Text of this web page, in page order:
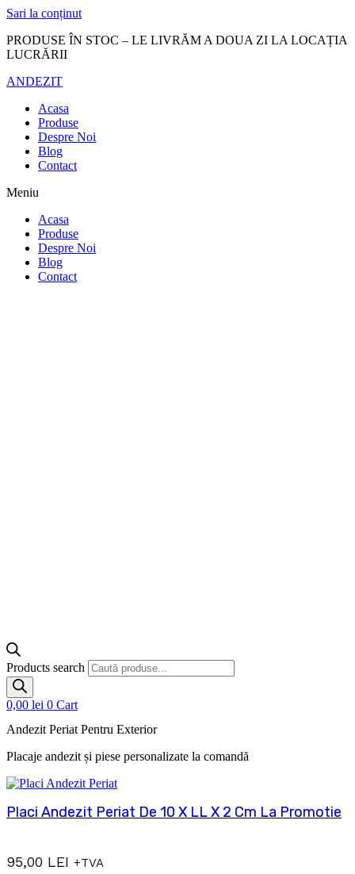
Sari la conținut
PRODUSE ÎN STOC – LE LIVRĂM A DOUA ZI LA LOCAȚIA
LUCRĂRII
ANDEZIT
Acasa
Produse
Despre Noi
Blog
Contact
Meniu
Acasa
Produse
Despre Noi
Blog
Contact
Products search
0,00 lei 0 Cart
Andezit Periat Pentru Exterior
Placaje andezit și piese personalizate la comandă
Placi Andezit Periat De 10 X LL X 2 Cm La Promotie
95,00 LEI +TVA